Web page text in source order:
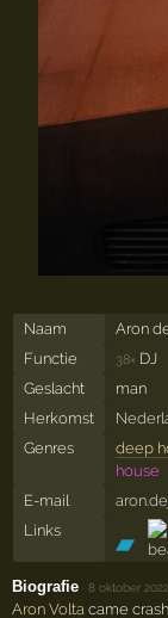
Naam
Aron
Functie
38× DJ
Geslacht
man
Herkomst
Genres
deep
house
E-mail
Links
Biografie ·8 oktober 2022
Aron Volta came